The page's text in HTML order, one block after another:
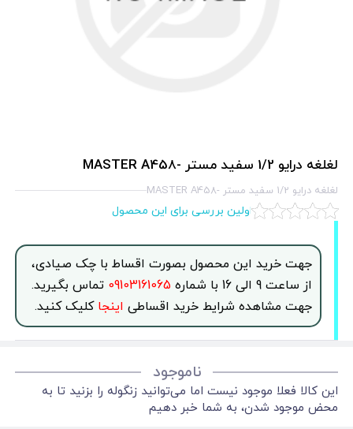
لغلغه درايو 1/2 سفيد مستر -MASTER A458
لغلغه درايو 1/2 سفيد مستر -MASTER A458
اولین بررسی برای این محصول
جهت خرید این محصول بصورت اقساط با چک صیادی،
از ساعت 9 الی 16 با شماره
09103161065 تماس بگیرید.
جهت مشاهده شرایط خرید اقساطی اینجاکلیک کنید.
ناموجود
این کالا فعلا موجود نیست اما می‌توانید زنگوله را بزنید تا به
محض موجود شدن، به شما خبر دهیم